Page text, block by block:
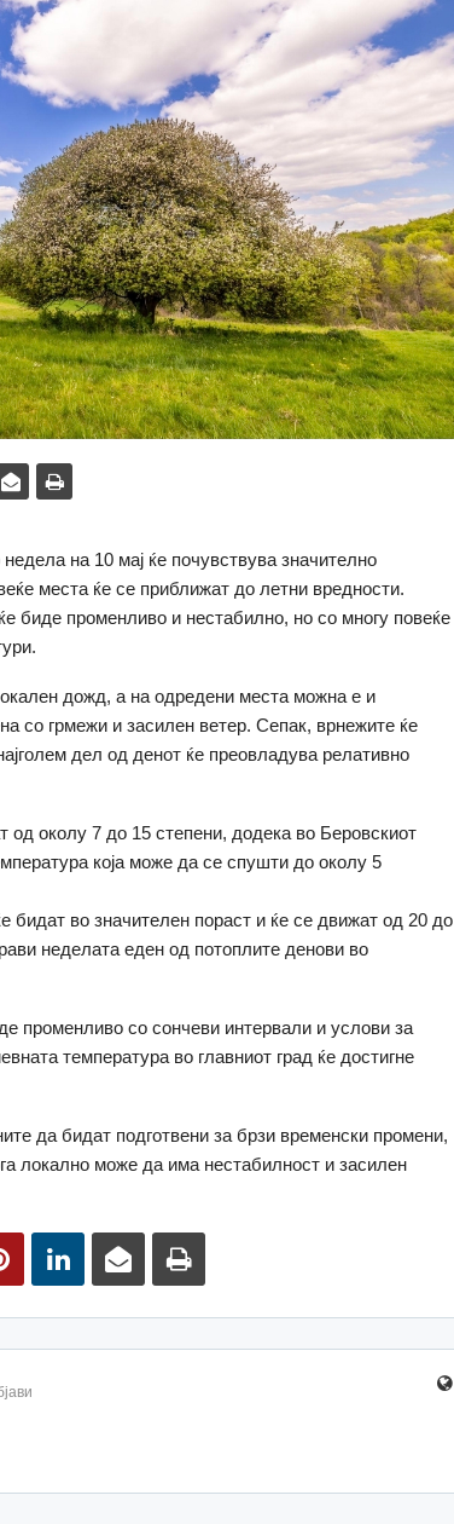
на 10 мај ќе почувствува значително
места ќе се приближат до летни вредности.
биде променливо и нестабилно, но со многу повеќе
дожд, а на одредени места можна е и
со грмежи и засилен ветер. Сепак, врнежите ќе
дел од денот ќе преовладува релативно
од околу 7 до 15 степени, додека во Беровскиот
која може да се спушти до околу 5
бидат во значителен пораст и ќе се движат од 20 до
неделата еден од потоплите денови во
променливо со сончеви интервали и услови за
температура во главниот град ќе достигне
да бидат подготвени за брзи временски промени,
локално може да има нестабилност и засилен